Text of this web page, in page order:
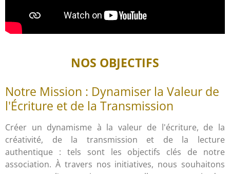
NOS OBJECTIFS
Notre Mission : Dynamiser la Valeur de
l'Écriture et de la Transmission
Créer un dynamisme à la valeur de l'écriture, de la
créativité, de la transmission et de la lecture
authentique : tels sont les objectifs clés de notre
association. À travers nos initiatives, nous souhaitons